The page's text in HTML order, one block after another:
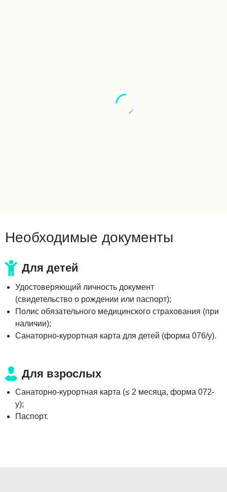
Необходимые документы
Для детей
Удостоверяющий личность документ
(свидетельство о рождении или паспорт);
Полис обязательного медицинского страхования (при
наличии);
Санаторно-курортная карта для детей (форма 076/у).
Для взрослых
Санаторно-курортная карта (≤ 2 месяца, форма 072-
у);
Паспорт.